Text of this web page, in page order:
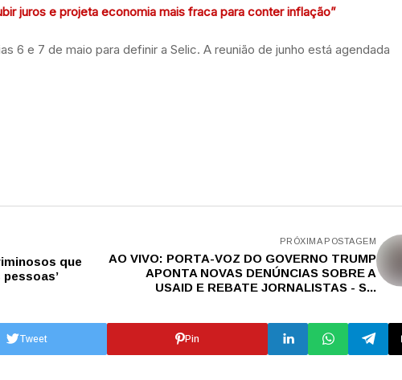
juros e projeta economia mais fraca para conter inflação”
6 e 7 de maio para definir a Selic. A reunião de junho está agendada
que
PRÓXIMA POSTAGEM
AO VIVO: PORTA-VOZ DO GOVERNO TRUMP
APONTA NOVAS DENÚNCIAS SOBRE A
USAID E REBATE JORNALISTAS - S...
Tweet Pin